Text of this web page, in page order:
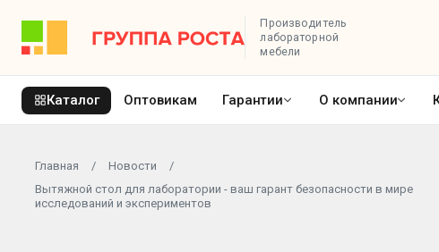
Производитель
лабораторной
мебели
Каталог Оптовикам Гарантии О компании
Главная / Новости
/
Вытяжной стол для лаборатории - ваш гарант безопасности в мире
исследований и экспериментов